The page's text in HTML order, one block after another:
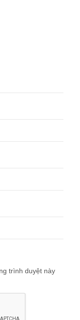
trình duyệt này